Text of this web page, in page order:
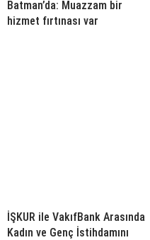
Batman’da: Muazzam bir
hizmet fırtınası var
İŞKUR ile VakıfBank Arasında
Kadın ve Genç İstihdamını